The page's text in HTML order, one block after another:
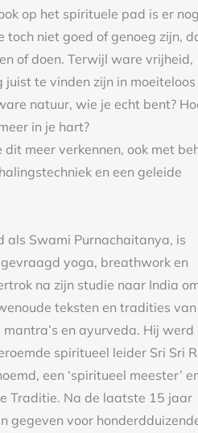
op het spirituele pad is er
toch niet goed of genoeg zijn,
of doen. Terwijl ware vrijheid,
te vinden zijn in moeiteloos
natuur, wie je echt bent?
in je hart?
dit meer verkennen, ook met
en een geleide
als Swami Purnachaitanya, is
yoga, breathwork en
na zijn studie naar India
teksten en tradities
en ayurveda. Hij werd
spiritueel leider Sri Sri
een ‘spiritueel meester’
Traditie. Na de laatste 15 jaar
gegeven voor